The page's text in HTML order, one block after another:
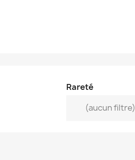
Rareté
(aucun filtre)